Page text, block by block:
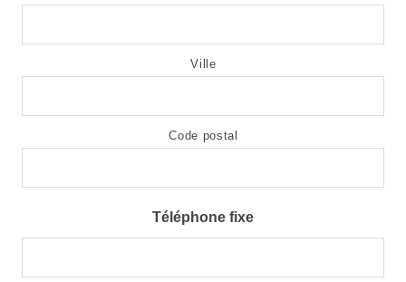
Ville
Code postal
Téléphone fixe